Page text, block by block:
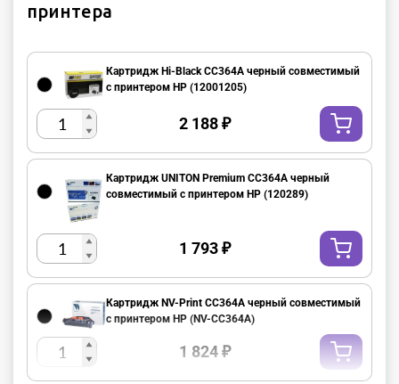
принтера
Картридж Hi-Black CC364A черный совместимый
с принтером HP (12001205)
2 188 ₽
Картридж UNITON Premium CC364A черный
совместимый с принтером HP (120289)
1 793 ₽
Картридж NV-Print CC364A черный совместимый
с принтером HP (NV-CC364A)
1 824 ₽